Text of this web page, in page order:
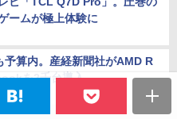
ームが極上体験に
予算内。産経新聞社がAMD R
を2千台導入